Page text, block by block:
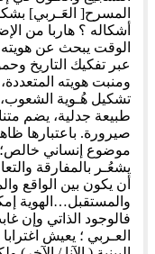
المسرح[ العَـربي]
أشكاله ؟ هاربا من
الوقت يبحث عن هويته!
عبر تفكيك التاريخ
ومنبت هويته
تشكيل هُـوية الشعوب،
طبيعة جدلية، يضم
صيرورة. باعتبارها
موضوع إنساني
يشعُـر بالمفارقة
أن يكون بين الواقع
والمستقبل…الهوية
فالوجود الذاتي وإن
العـربي ؛ يعيش